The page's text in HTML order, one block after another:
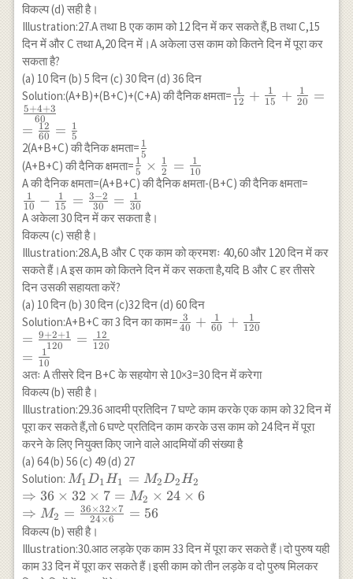
2}
{36}=\frac{1}
विकल्प (d) सही है।
Illustration:27.A तथा B एक काम को 12 दिन में कर सकते हैं,B तथा C,15
दिन में और C तथा A,20 दिन में।A अकेला उस काम को कितने दिन में पूरा कर
सकता है?
(a) 10 दिन (b) 5 दिन (c) 30 दिन (d) 36 दिन
Solution:(A+B)+(B+C)+(C+A) की दैनिक क्षमता=\frac{1}
{60}=\frac{1}{5}
12
1 + 15
1 + 20
1 =
60
5+4+3
= 60
12 = 5
1
2(A+B+C) की दैनिक क्षमता=\frac{1}
{5}
5
1
(A+B+C) की दैनिक क्षमता=\frac{1}{5}
\times
\frac{1}
{2}=\frac{1}
5
1 × 2
1 = 10
1
A की दैनिक क्षमता=(A+B+C) की दैनिक क्षमता-(B+C) की दैनिक क्षमता=
{30}
10
1 − 15
1 = 30
3−2 = 30
1
A अकेला 30 दिन में कर सकता है।
विकल्प (c) सही है।
Illustration:28.A,B और C एक काम को क्रमशः 40,60 और 120 दिन में कर
सकते हैं।A इस काम को कितने दिन में कर सकता है,यदि B और C हर तीसरे
दिन उसकी सहायता करें?
(a) 10 दिन (b) 30 दिन (c)32 दिन (d) 60 दिन
Solution:A+B+C का 3 दिन का काम=\frac{3}
{120} \\
{120}=\frac{12}
{120} \\
=\frac{1}{10}
40
3 + 60
1 + 120
1
= 120
9+2+1 = 120
12
= 10
1
अतः A तीसरे दिन B+C के सहयोग से 10×3=30 दिन में करेगा
विकल्प (b) सही है।
Illustration:29.36 आदमी प्रतिदिन 7 घण्टे काम करके एक काम को 32 दिन में
पूरा कर सकते हैं,तो 6 घण्टे प्रतिदिन काम करके उस काम को 24 दिन में पूरा
करने के लिए नियुक्त किए जाने वाले आदमियों की संख्या है
(a) 64 (b) 56 (c) 49 (d) 27
Solution: M_1 D_1
H_1=M_2
D_2 H_2 \\
\Rightarrow
36 \times 32
\times 7=M_2
M1 D1 H1 = M2D2H2
⇒ 36 × 32 × 7 = M2 × 24 × 6
⇒ M2 = 24 ×6
36 ×32 ×7 = 56
विकल्प (b) सही है।
Illustration:30.आठ लड़के एक काम 33 दिन में पूरा कर सकते हैं।दो पुरुष यही
काम 33 दिन में पूरा कर सकते हैं।इसी काम को तीन लड़के व दो पुरुष मिलकर